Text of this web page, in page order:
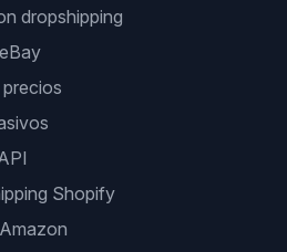
dropshipping
Shopify